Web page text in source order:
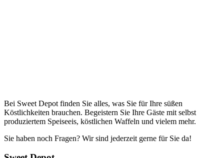
Bei Sweet Depot finden Sie alles, was Sie für Ihre süßen
Köstlichkeiten brauchen. Begeistern Sie Ihre Gäste mit selbst
produziertem Speiseeis, köstlichen Waffeln und vielem mehr.
Sie haben noch Fragen? Wir sind jederzeit gerne für Sie da!